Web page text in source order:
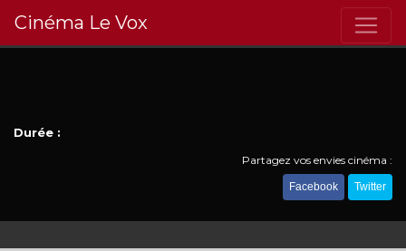
Cinéma Le Vox
Durée :
Partagez vos envies cinéma :
Facebook Twitter